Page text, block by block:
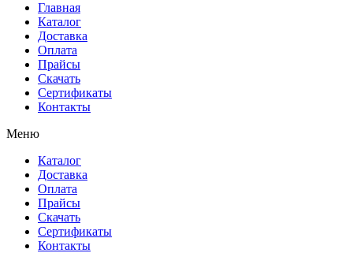
Главная
Каталог
Доставка
Оплата
Прайсы
Cкачать
Сертификаты
Контакты
Меню
Каталог
Доставка
Оплата
Прайсы
Cкачать
Сертификаты
Контакты